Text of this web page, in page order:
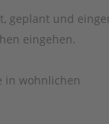
geplant und
eingehen.
in wohnlichen